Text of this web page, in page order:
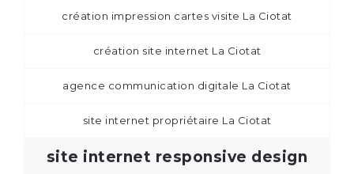
création impression cartes visite La Ciotat
création site internet La Ciotat
agence communication digitale La Ciotat
site internet propriétaire La Ciotat
site internet responsive design